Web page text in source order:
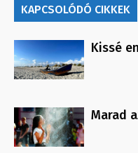
KAPCSOLÓDÓ CIKKEK
Kissé
Marad